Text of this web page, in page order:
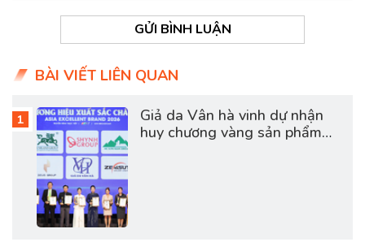
GỬI BÌNH LUẬN
BÀI VIẾT LIÊN QUAN
Giả da Vân hà vinh dự nhận
huy chương vàng sản phẩm